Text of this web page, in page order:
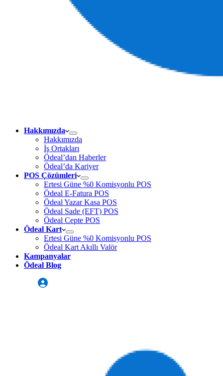
Hakkımızda
Hakkımızda
İş Ortakları
Ödeal’dan Haberler
Ödeal’da Kariyer
POS Çözümleri
Ertesi Güne %0 Komisyonlu POS
Ödeal E-Fatura POS
Ödeal Yazar Kasa POS
Ödeal Sade (EFT) POS
Ödeal Cepte POS
Ödeal Kart
Ertesi Güne %0 Komisyonlu POS
Ödeal Kart Akıllı Valör
Kampanyalar
Ödeal Blog